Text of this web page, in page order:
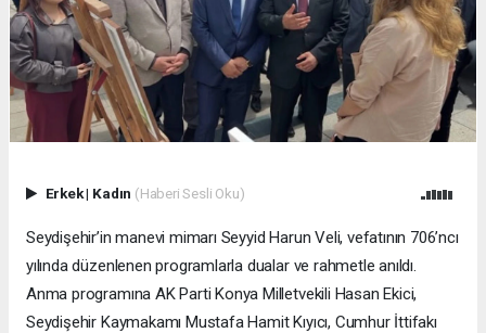
Erkek| Kadın (Haberi Sesli Oku)
Seydişehir’in manevi mimarı Seyyid Harun Veli, vefatının 706’ncı
yılında düzenlenen programlarla dualar ve rahmetle anıldı.
Anma programına AK Parti Konya Milletvekili Hasan Ekici,
Seydişehir Kaymakamı Mustafa Hamit Kıyıcı, Cumhur İttifakı